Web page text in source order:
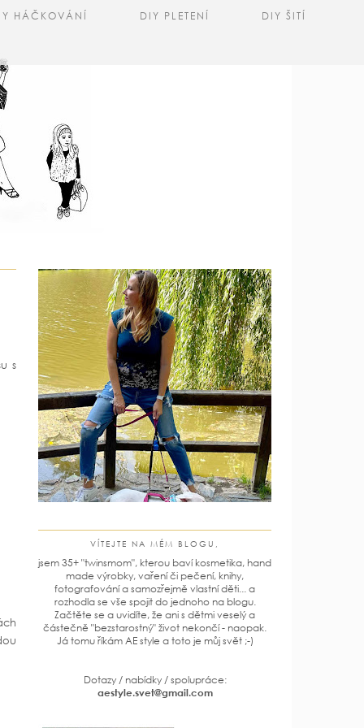
HÁČKOVÁNÍ DIY PLETENÍ DIY ŠITÍ
s
VÍTEJTE NA MÉM BLOGU,
jsem 35+ "twinsmom", kterou baví kosmetika, hand
made výrobky, vaření či pečení, knihy,
fotografování a samozřejmě vlastní děti... a
rozhodla se vše spojit do jednoho na blogu.
Začtěte se a uvidíte, že ani s dětmi veselý a
částečně "bezstarostný" život nekončí - naopak.
Já tomu říkám AE style a toto je můj svět ;-)
Dotazy / nabídky / spolupráce:
aestyle.svet@gmail.com